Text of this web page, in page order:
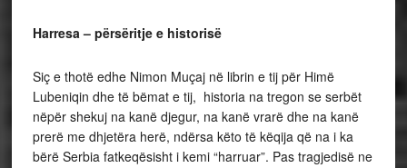
Harresa – përsëritje e historisë
Siç e thotë edhe Nimon Muçaj në librin e tij për Himë
Lubeniqin dhe të bëmat e tij, historia na tregon se serbët
nëpër shekuj na kanë djegur, na kanë vrarë dhe na kanë
prerë me dhjetëra herë, ndërsa këto të këqija që na i ka
bërë Serbia fatkeqësisht i kemi “harruar”. Pas tragjedisë ne